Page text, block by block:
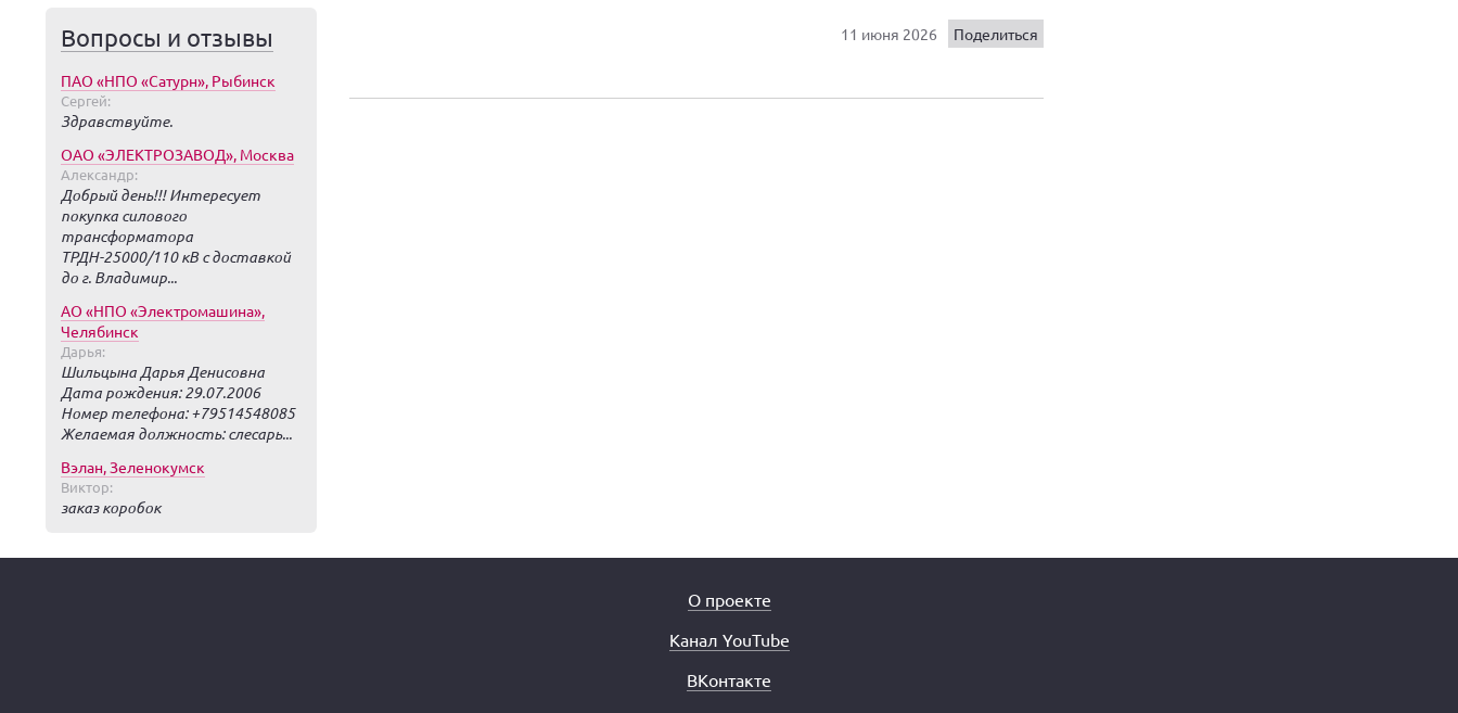
Вопросы и отзывы
ПАО «НПО «Сатурн», Рыбинск
Сергей:
Здравствуйте.
ОАО «ЭЛЕКТРОЗАВОД», Москва
Александр:
Добрый день!!! Интересует
покупка силового
трансформатора
ТРДН-25000/110 кВ с доставкой
до г. Владимир...
АО «НПО «Электромашина»,
Челябинск
Дарья:
Шильцына Дарья Денисовна
Дата рождения: 29.07.2006
Номер телефона: +79514548085
Желаемая должность: слесарь...
Вэлан, Зеленокумск
Виктор:
заказ коробок
11 июня 2026 Поделиться
О проекте
Канал YouTube
ВКонтакте